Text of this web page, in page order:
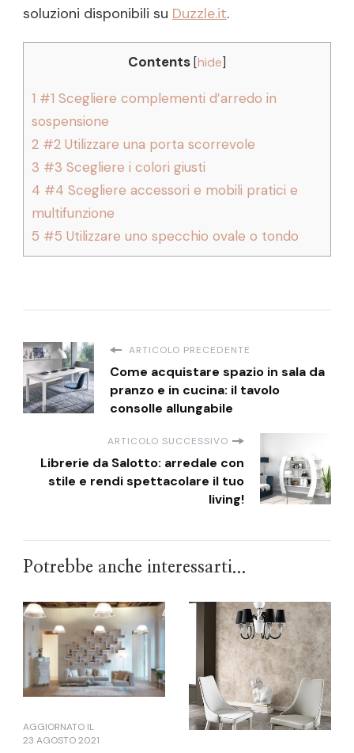
soluzioni disponibili su Duzzle.it.
Contents [hide
1 #1 Scegliere complementi d’arredo in
sospensione
2 #2 Utilizzare una porta scorrevole
3 #3 Scegliere i colori giusti
4 #4 Scegliere accessori e mobili pratici e
multifunzione
5 #5 Utilizzare uno specchio ovale o tondo
ARTICOLO PRECEDENTE
Come acquistare spazio in sala da
pranzo e in cucina: il tavolo
consolle allungabile
ARTICOLO SUCCESSIVO
Librerie da Salotto: arredale con
stile e rendi spettacolare il tuo
living!
Potrebbe anche interessarti...
AGGIORNATO IL
23 AGOSTO 2021